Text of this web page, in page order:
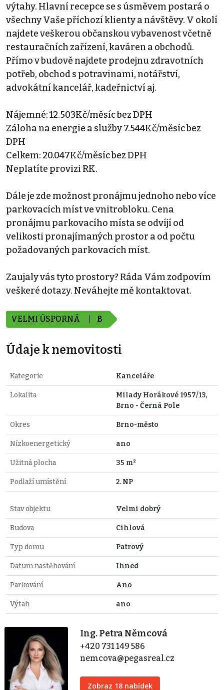
výtahy. Hlavní recepce se s úsměvem postará o
všechny Vaše příchozí klienty a návštěvy. V okolí
najdete veškerou občanskou vybavenost včetně
restauračních zařízení, kaváren a obchodů.
Přímo v budově najdete prodejnu zdravotních
potřeb, obchod s potravinami, notářství,
advokátní kancelář, kadeřnictví aj.
Nájemné: 12.503Kč/měsíc bez DPH
Záloha na energie a služby 7.544Kč/měsíc bez
DPH
Celkem: 20.047Kč/měsíc bez DPH
Neplatíte provizi RK.
Dále je zde možnost pronájmu jednoho nebo více
parkovacích míst ve vnitrobloku. Cena
pronájmu parkovacího místa se odvíjí od
velikosti pronajímaných prostor a od počtu
požadovaných parkovacích míst.
Zaujaly vás tyto prostory? Ráda Vám zodpovím
veškeré dotazy. Neváhejte mě kontaktovat.
VELMI ÚSPORNÁ B
Údaje k nemovitosti
Kategorie Kanceláře
Lokalita
Milady Horákové 1957/13,
Brno - Černá Pole
Okres Brno-město
Nízkoenergetický ano
Užitná plocha 35 m²
Podlaží umístění 2. NP
Stav objektu Velmi dobrý
Budova Cihlová
Typ domu Patrový
Datum nastěhování Ihned
Parkování Ano
Výtah ano
Ing. Petra Němcová
+420 731 149 586
nemcova@pegasreal.cz
Zobraz 18 nabídek